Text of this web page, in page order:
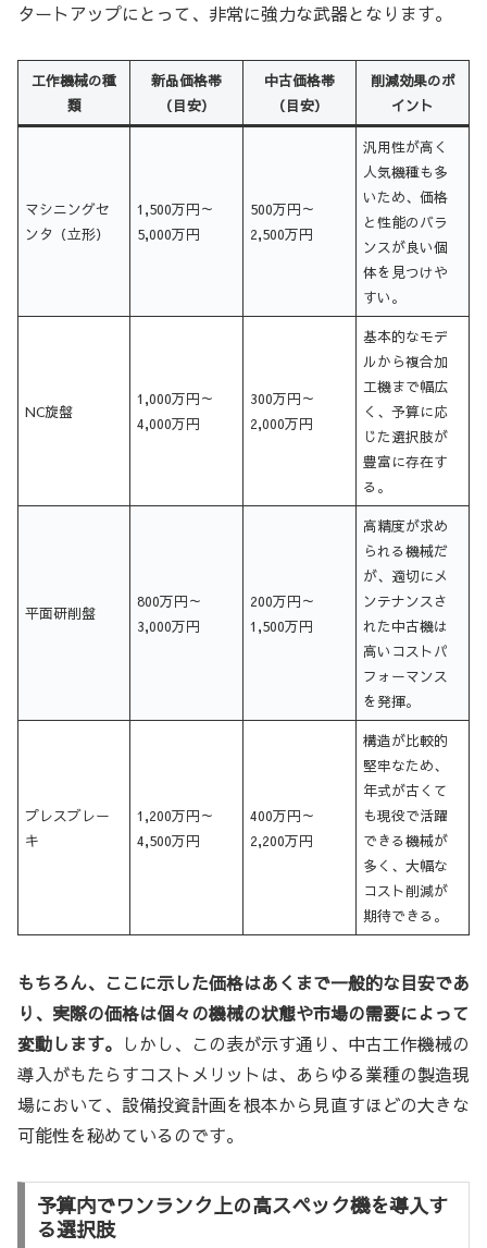
タートアップにとって、非常に強力な武器となります。
工作機械の種
類
新品価格帯
（目安）
中古価格帯
（目安）
削減効果のポ
イント
マシニングセ
ンタ（立形）
1,500万円～
5,000万円
500万円～
2,500万円
汎用性が高く
人気機種も多
いため、価格
と性能のバラ
ンスが良い個
体を見つけや
すい。
NC旋盤
1,000万円～
4,000万円
300万円～
2,000万円
基本的なモデ
ルから複合加
工機まで幅広
く、予算に応
じた選択肢が
豊富に存在す
る。
平面研削盤
800万円～
3,000万円
200万円～
1,500万円
高精度が求め
られる機械だ
が、適切にメ
ンテナンスさ
れた中古機は
高いコストパ
フォーマンス
を発揮。
プレスブレー
キ
1,200万円～
4,500万円
400万円～
2,200万円
構造が比較的
堅牢なため、
年式が古くて
も現役で活躍
できる機械が
多く、大幅な
コスト削減が
期待できる。
もちろん、ここに示した価格はあくまで一般的な目安であ
り、実際の価格は個々の機械の状態や市場の需要によって
変動します。 しかし、この表が示す通り、中古工作機械の
導入がもたらすコストメリットは、あらゆる業種の製造現
場において、設備投資計画を根本から見直すほどの大きな
可能性を秘めているのです。
予算内でワンランク上の高スペック機を導入す
る選択肢